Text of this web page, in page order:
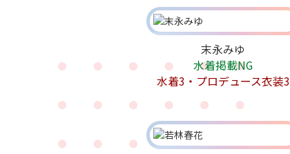
末永みゆ
水着掲載NG
水着3・プロデュース衣装3